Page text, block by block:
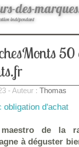
des-
indépendant
50
- Auteur : Thomas
obligation d'achat
maestro de la
à déguster